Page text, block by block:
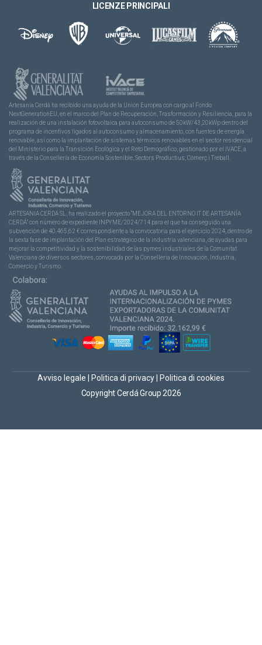
LICENZE PRINCIPALI
Artesanía Cerdá ha recibido una ayuda de la Unión Europea con cargo al Fondo
NextGenerationEU, en el marco del Plan de Recuperación, Trasformación y Resiliencia, para la
realización de una instalación fotovoltaica para autoconsumo de 50kW/43,20kWp dentro del
programa de incentivos ligados al autoconsumo y almacenamiento, con fuentes de energía
renovable, así como la implantación de sistemas térmicos renovables en el sector residencial
del Ministerio para la Transición Ecológica y el Reto Demográfico, gestionado por el IVACE, a
través de la Consellería de Economía Sostenible, Sectors Productius, Comerç i Treball.
ARTESANIA CERDA SL, ha realizado el proyecto “MEJORA DEL ENTORNO IT DE ARTESANÍA
CERDÁ” con número de expediente INPYME/2024/714 para el que ha conseguido una
subvención de 40.465,62 € correspondiente a la convocatoria para el ejercicio 2024, dentro de
la sexta fase de implantación del Plan estratégico de la industria valenciana, de ayudas para
mejorar la competitividad y la sostenibilidad de las pymes industriales de la Comunitat
Valenciana de diversos sectores, convocada por la Conselleria de Innovación, Industria,
Comercio y Turismo.
Copyright Cerdá Group 2026
Avviso legale Politica di privacy Politica di cookies